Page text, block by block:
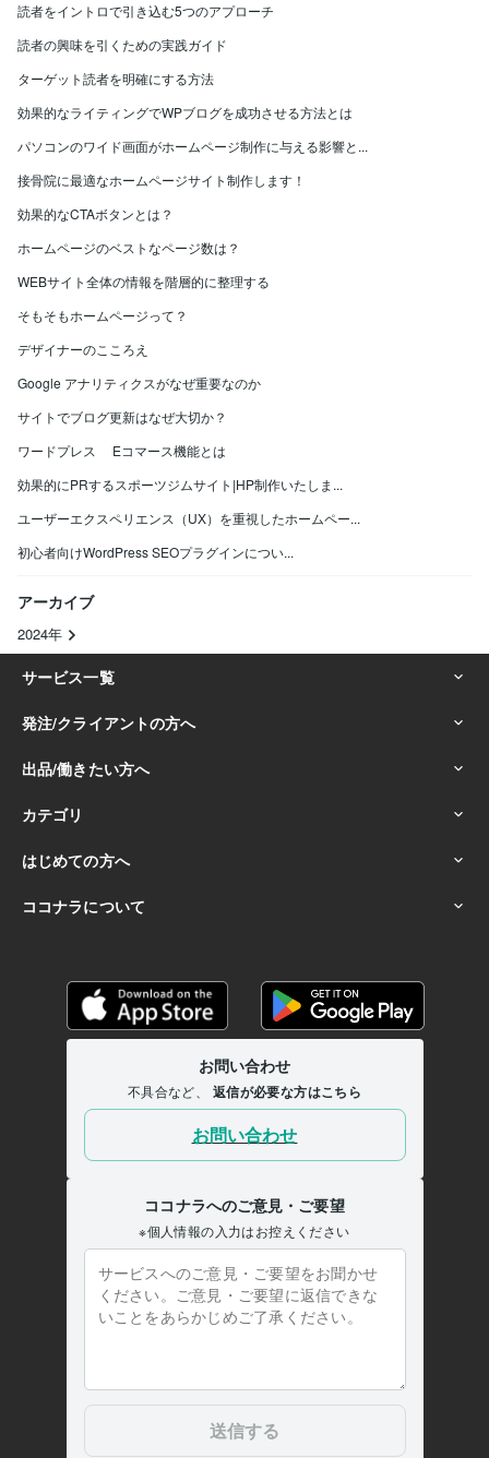
読者をイントロで引き込む5つのアプローチ
読者の興味を引くための実践ガイド
ターゲット読者を明確にする方法
効果的なライティングでWPブログを成功させる方法とは
パソコンのワイド画面がホームページ制作に与える影響と...
接骨院に最適なホームページサイト制作します！
効果的なCTAボタンとは？
ホームページのベストなページ数は？
WEBサイト全体の情報を階層的に整理する
そもそもホームページって？
デザイナーのこころえ
Google アナリティクスがなぜ重要なのか
サイトでブログ更新はなぜ大切か？
ワードプレス Eコマース機能とは
効果的にPRするスポーツジムサイト|HP制作いたしま...
ユーザーエクスペリエンス（UX）を重視したホームペー...
初心者向けWordPress SEOプラグインについ...
アーカイブ
2024年